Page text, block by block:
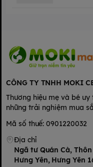
CÔNG TY TNHH MOKI
Thương hiệu mẹ và bé
những trải nghiệm mua
Mã số thuế: 0901220032
Địa chỉ
Ngã tư Quán Cà,
Hưng Yên, Hưng Yên